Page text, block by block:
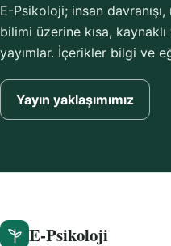
E-Psikoloji; insan
bilimi üzerine kısa,
yayımlar. İçerikler bilgi ve
Yayın yaklaşımımız
E-Psikoloji